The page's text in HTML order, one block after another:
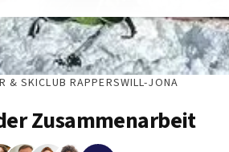
& SKICLUB RAPPERSWILL-JONA
Zusammenarbeit